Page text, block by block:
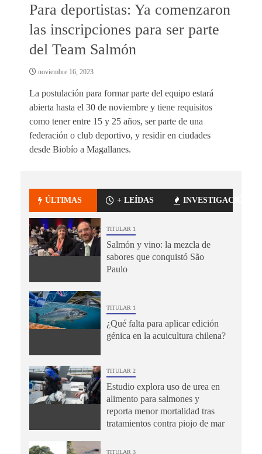
Para deportistas: Ya comenzaron
las inscripciones para ser parte
del Team Salmón
noviembre 16, 2023
La postulación para formar parte del equipo estará
abierta hasta el 30 de noviembre y tiene requisitos
como tener entre 15 y 25 años, ser parte de una
federación o club deportivo, y residir en ciudades
desde Biobío a Magallanes.
ÚLTIMAS + LEÍDAS INVESTIGACIÓN
TITULAR 1
Salmón y vino: la mezcla de
sabores que conquistó São
Paulo
TITULAR 1
¿Qué falta para aplicar edición
génica en la acuicultura chilena?
TITULAR 2
Estudio explora uso de urea en
alimento para salmones y
reporta menor mortalidad tras
tratamientos contra piojo de mar
TITULAR 3